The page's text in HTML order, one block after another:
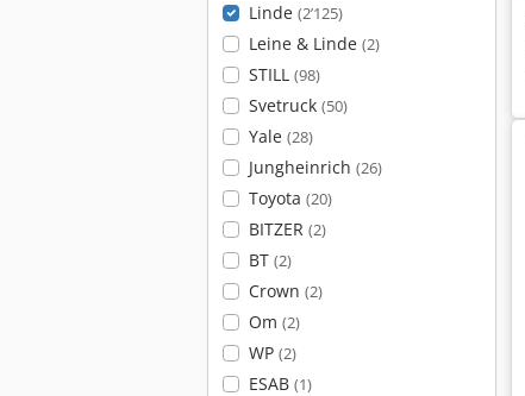
Linde (2’125)
Leine & Linde (2)
STILL (98)
Svetruck (50)
Yale (28)
Jungheinrich (26)
Toyota (20)
BITZER (2)
BT (2)
Crown (2)
Om (2)
WP (2)
ESAB (1)